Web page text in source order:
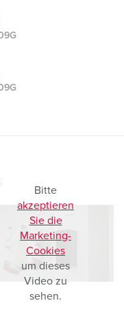
Bitte
akzeptieren
Sie die
Marketing-
Cookies
um dieses
Video zu
sehen.